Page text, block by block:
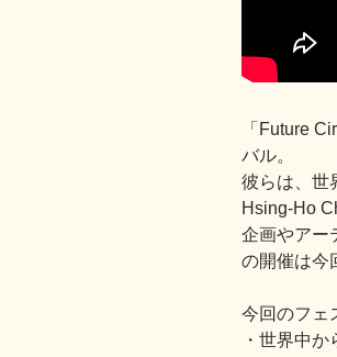
「Future
バル。
彼らは、世
Hsing-Ho
企画やアー
の開催は今
今回のフェ
・世界中